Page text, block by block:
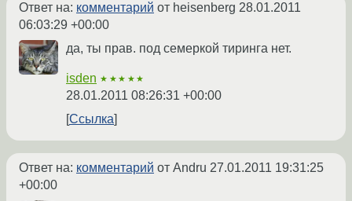
Ответ на: комментарий от heisenberg 28.01.2011
06:03:29 +00:00
да, ты прав. под семеркой тиринга нет.
isden ★★★★★
28.01.2011 08:26:31 +00:00
Ссылка
Ответ на: комментарий от Andru 27.01.2011 19:31:25
+00:00